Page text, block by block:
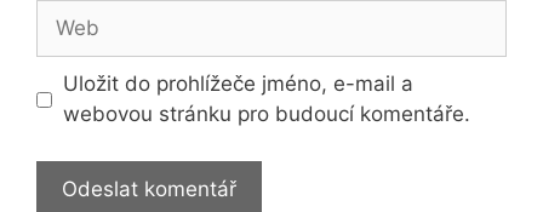
Web
Uložit do prohlížeče jméno, e-mail a
webovou stránku pro budoucí komentáře.